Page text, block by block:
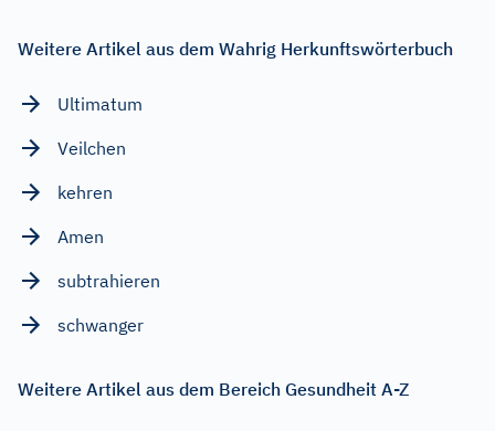
Weitere Artikel aus dem Wahrig Herkunftswörterbuch
Ultimatum
Veilchen
kehren
Amen
subtrahieren
schwanger
Weitere Artikel aus dem Bereich Gesundheit A-Z